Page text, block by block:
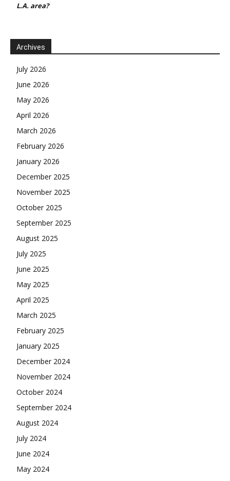
L.A. area?
Archives
July 2026
June 2026
May 2026
April 2026
March 2026
February 2026
January 2026
December 2025
November 2025
October 2025
September 2025
August 2025
July 2025
June 2025
May 2025
April 2025
March 2025
February 2025
January 2025
December 2024
November 2024
October 2024
September 2024
August 2024
July 2024
June 2024
May 2024